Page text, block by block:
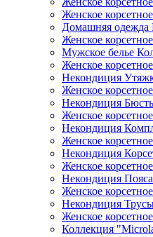
Женское
Домашняя одежда
Женское
Мужское белье
Женское
Некондиция
Женское
Некондиция
Женское
Некондиция
Женское
Некондиция
Женское
Некондиция Пояса
Женское
Некондиция
Женское
Коллекция